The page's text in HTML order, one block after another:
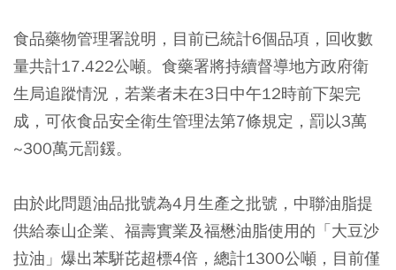
食品藥物管理署說明，目前已統計6個品項，回收數
量共計17.422公噸。食藥署將持續督導地方政府衛
生局追蹤情況，若業者未在3日中午12時前下架完
成，可依食品安全衛生管理法第7條規定，罰以3萬
~300萬元罰鍰。
由於此問題油品批號為4月生產之批號，中聯油脂提
供給泰山企業、福壽實業及福懋油脂使用的「大豆沙
拉油」爆出苯駢芘超標4倍，總計1300公噸，目前僅